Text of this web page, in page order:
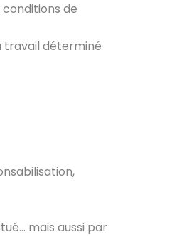
de
travail déterminé
mais aussi par